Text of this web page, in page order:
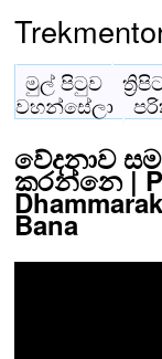
මුල් පිටුව
වහන්සේලා
වේදනාව
කරන්නෙ |
Bana